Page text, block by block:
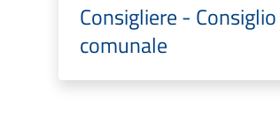
Consigliere - Consiglio
comunale